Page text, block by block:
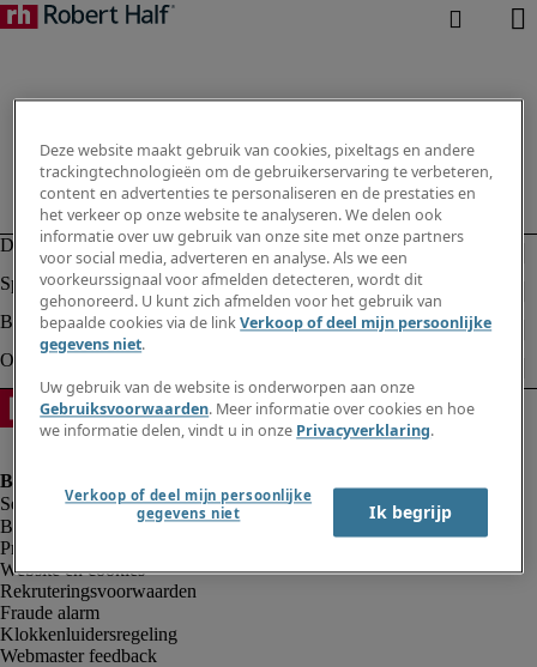
Bedrijfsinformatie
Privacyverklaring
Website en cookies
Rekruteringsvoorwaarden
Fraude alarm
Klokkenluidersregeling
Webmaster feedback
Deze website maakt gebruik van cookies, pixeltags en andere
trackingtechnologieën om de gebruikerservaring te verbeteren,
content en advertenties te personaliseren en de prestaties en
het verkeer op onze website te analyseren. We delen ook
informatie over uw gebruik van onze site met onze partners
voor social media, adverteren en analyse. Als we een
voorkeurssignaal voor afmelden detecteren, wordt dit
gehonoreerd. U kunt zich afmelden voor het gebruik van
bepaalde cookies via de linkVerkoop of deel mijn persoonlijke
gegevens niet.
Uw gebruik van de website is onderworpen aan onze
Gebruiksvoorwaarden. Meer informatie over cookies en hoe
we informatie delen, vindt u in onze Privacyverklaring.
Verkoop of deel mijn persoonlijke
gegevens niet
Ik begrijp